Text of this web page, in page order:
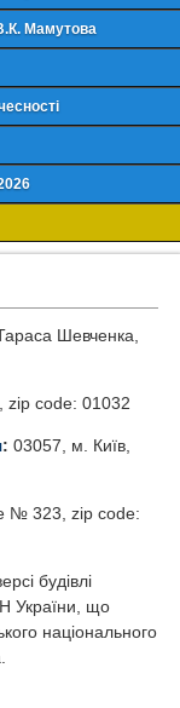
Мамутова
Шевченка,
zip code: 01032
: 03057, м. Київ,
№ 323, zip code:
будівлі
України, що
національного